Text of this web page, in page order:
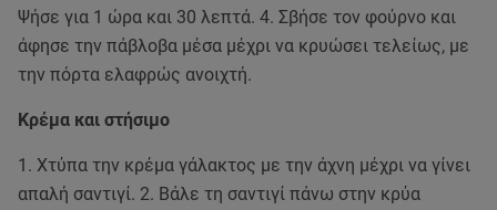
Ψήσε για 1 ώρα και 30 λεπτά. 4. Σβήσε τον φούρνο και
άφησε την πάβλοβα μέσα μέχρι να κρυώσει τελείως, με
την πόρτα ελαφρώς ανοιχτή.
Κρέμα και στήσιμο
1. Χτύπα την κρέμα γάλακτος με την άχνη μέχρι να γίνει
απαλή σαντιγί. 2. Βάλε τη σαντιγί πάνω στην κρύα